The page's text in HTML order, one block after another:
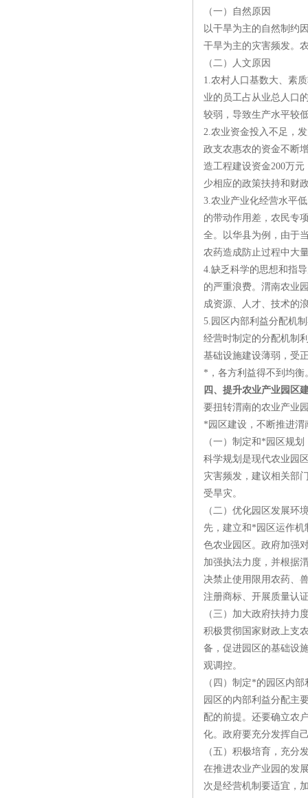
（一）自然原因
以干旱为主的自然制约
干旱为主的灾害频发。
（二）人文原因
1.农村人口基数大、素
业的员工占从业总人口
较弱，导致生产水平较
2.农业资金投入不足，
政支农惠农的资金不断
造工程建设资金200万
少相应的政策扶持和财
3.农业产业化经营水平
的带动作用差，农民专
全。以华县为例，由于
农药造成防止过程中大
4.缺乏科学的思想和指
的严重浪费。渭南农业
成资源、人才、技术的
5.园区内部利益分配机
经营时制定的分配机制
基础设施建设薄弱，受
*，各方利益得不到均衡
四、提升农业产业园区
要扭转渭南的农业产业
*园区建设，不断推进
（一）制定和*园区规
科学规划是现代农业园
灾害频发，建议相关部
受旱灾。
（二）优化园区发展环
先，建立和*园区运作
色农业园区。政府加强
加强执法力度，并根据
决禁止使用限用农药、
注册商标、开展质量认
（三）加大政府扶持力
积极贯彻国家财政上支
备，促进园区的基础设
观调控。
（四）制定*的园区内
园区的内部利益分配主
配的前提。还要确立农
化。政府要充分发挥自
（五）积极培育，充分
在推进农业产业园的发
次是经营机制要适宜，